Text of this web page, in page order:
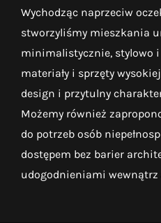
Wychodząc naprzeciw
stworzyliśmy mieszkania
minimalistycznie, stylowo
materiały i sprzęty
design i przytulny
Możemy również
do potrzeb osób
dostępem bez barier
udogodnieniami